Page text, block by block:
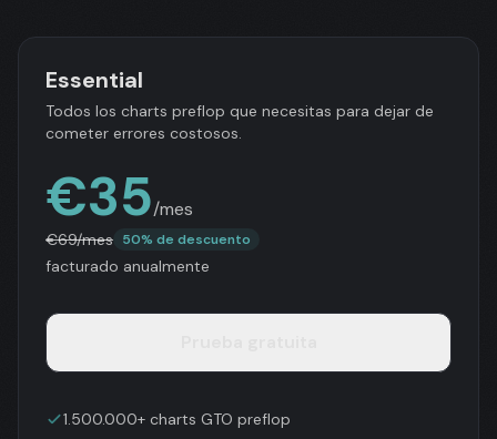
Essential
Todos los charts preflop que necesitas para dejar de
cometer errores costosos.
€35/mes
€69/mes 50% de descuento
facturado anualmente
1.500.000+ charts GTO preflop